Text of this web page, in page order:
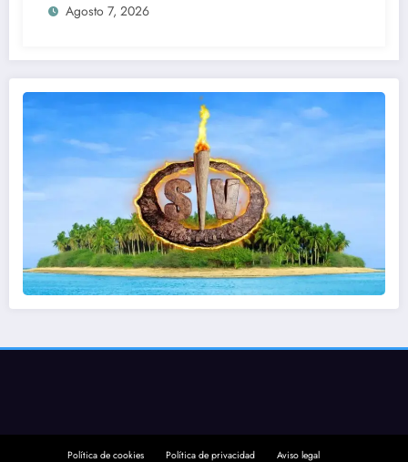
Agosto 7, 2026
Política de cookies Política de privacidad Aviso legal